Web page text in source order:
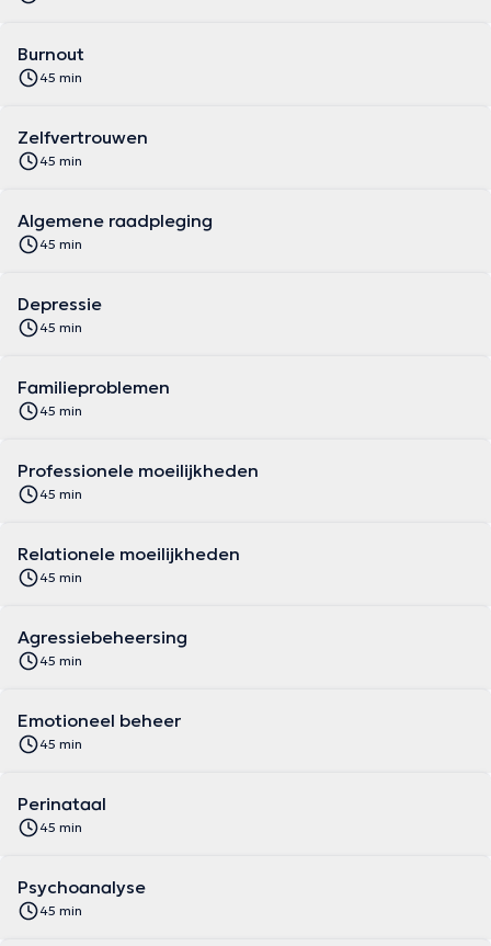
Burnout
45 min
Zelfvertrouwen
45 min
Algemene raadpleging
45 min
Depressie
45 min
Familieproblemen
45 min
Professionele moeilijkheden
45 min
Relationele moeilijkheden
45 min
Agressiebeheersing
45 min
Emotioneel beheer
45 min
Perinataal
45 min
Psychoanalyse
45 min